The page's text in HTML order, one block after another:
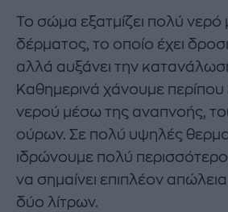
Το σώμα εξατμίζει πολύ
δέρματος, το οποίο έχει
αλλά αυξάνει την
Καθημερινά χάνουμε περίπου
νερού μέσω της αναπνοής,
ούρων. Σε πολύ υψηλές
ιδρώνουμε πολύ
να σημαίνει επιπλέον
δύο λίτρων.